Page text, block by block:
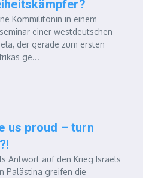
Kommilitonin in einem
einer westdeutschen
der gerade zum ersten
ge...
us proud – turn
Antwort auf den Krieg Israels
Palästina greifen die